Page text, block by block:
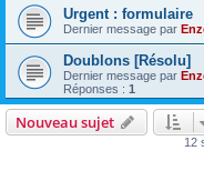
Urgent : formulaire
Dernier message par
Doublons [Résolu]
Dernier message par
Réponses : 1
Nouveau sujet
12